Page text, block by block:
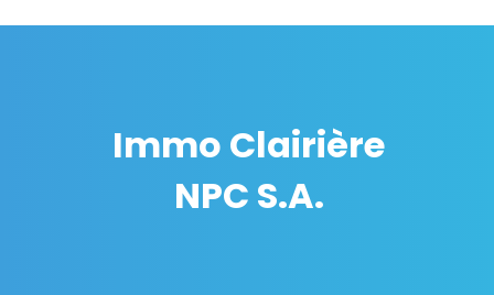
Immo Clairière
NPC S.A.